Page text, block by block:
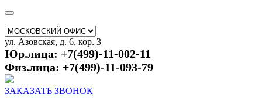
ул. Азовская, д. 6, кор. 3
Юр.лица: +7(499)-11-002-11
Физ.лица: +7(499)-11-093-79
ЗАКАЗАТЬ ЗВОНОК